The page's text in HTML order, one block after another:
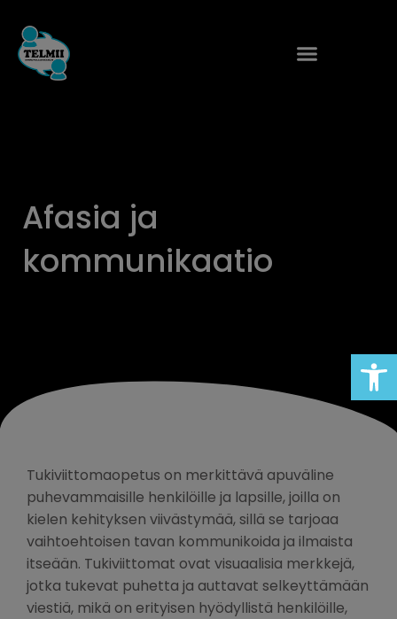
sisältöön
Afasia ja
kommunikaatio
Tukiviittomaopetus on merkittävä apuväline
puhevammaisille henkilöille ja lapsille, joilla on
kielen kehityksen viivästymää, sillä se tarjoaa
vaihtoehtoisen tavan kommunikoida ja ilmaista
itseään. Tukiviittomat ovat visuaalisia merkkejä,
jotka tukevat puhetta ja auttavat selkeyttämään
viestiä, mikä on erityisen hyödyllistä henkilöille,